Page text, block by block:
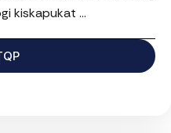
kiskapukat ...